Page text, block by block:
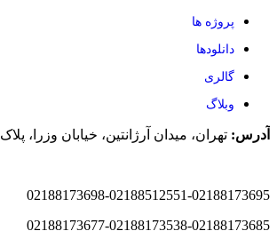
پروژه ها
دانلودها
گالری
وبلاگ
آدرس: تهران، میدان آرژانتین، خیابان وزرا، پلاک 6، واحد 2
02188173698-02188512551-02188173695
02188173677-02188173538-02188173685